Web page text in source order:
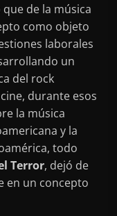
de la música
como objeto
laborales
un
del rock
durante esos
la música
y la
todo
Terror, dejó de
en un concepto